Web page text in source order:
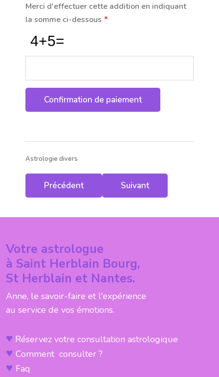
Merci d'effectuer cette addition en indiquant
la somme ci-dessous *
Astrologie divers
Article précédent : Aide à la précision
Précédent Article suivant : Famille
Suivant
Votre astrologue
à Saint Herblain Bourg,
St Herblain et Nantes.
Anne, le savoir-faire et l'expérience
au service de vos émotions.
♥ Réservez votre consultation astrologique
♥ Comment consulter ?
♥ Faq